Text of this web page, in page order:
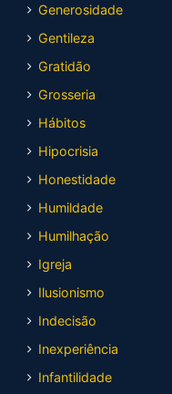
Generosidade
Gentileza
Gratidão
Grosseria
Hábitos
Hipocrisia
Honestidade
Humildade
Humilhação
Igreja
Ilusionismo
Indecisão
Inexperiência
Infantilidade